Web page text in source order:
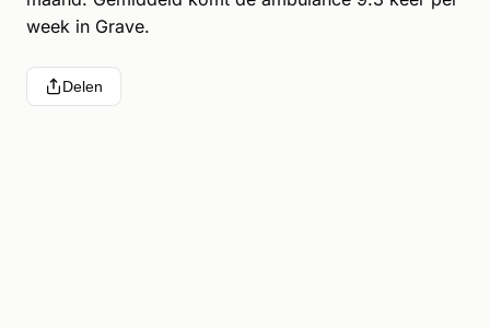
week in Grave.
Delen